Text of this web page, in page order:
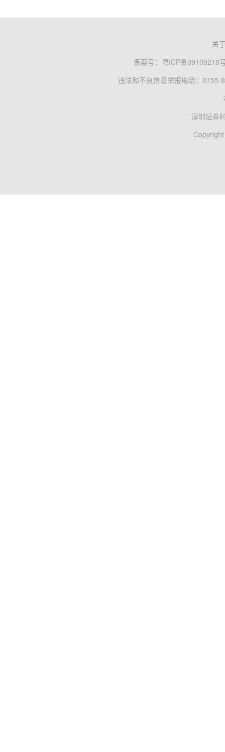
关
备案号： 粤ICP备09109218
违法和不良信息举报电话：0755-
深圳证券